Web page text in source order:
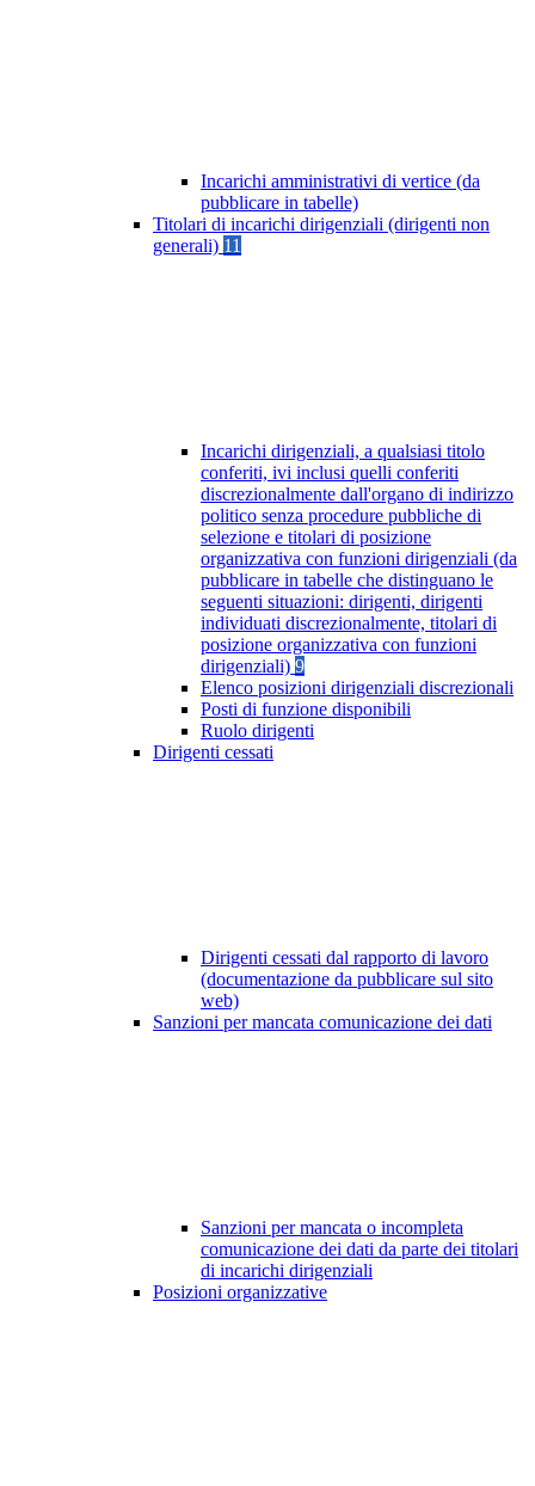
Incarichi amministrativi di vertice (da
pubblicare in tabelle)
Titolari di incarichi dirigenziali (dirigenti non
generali) 11
Incarichi dirigenziali, a qualsiasi titolo
conferiti, ivi inclusi quelli conferiti
discrezionalmente dall'organo di indirizzo
politico senza procedure pubbliche di
selezione e titolari di posizione
organizzativa con funzioni dirigenziali (da
pubblicare in tabelle che distinguano le
seguenti situazioni: dirigenti, dirigenti
individuati discrezionalmente, titolari di
posizione organizzativa con funzioni
dirigenziali) 9
Elenco posizioni dirigenziali discrezionali
Posti di funzione disponibili
Ruolo dirigenti
Dirigenti cessati
Dirigenti cessati dal rapporto di lavoro
(documentazione da pubblicare sul sito
web)
Sanzioni per mancata comunicazione dei dati
Sanzioni per mancata o incompleta
comunicazione dei dati da parte dei titolari
di incarichi dirigenziali
Posizioni organizzative